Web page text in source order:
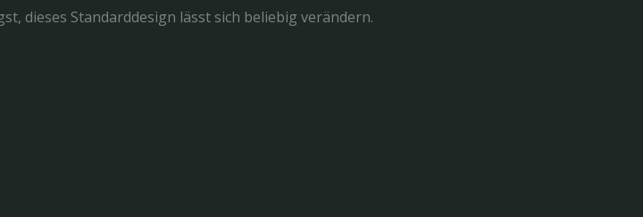
dieses Standarddesign lässt sich beliebig verändern.